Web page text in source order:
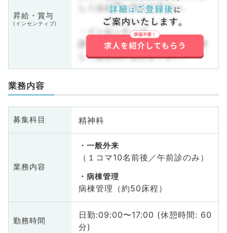
昇給・賞与
(インセンティブ)
しくはお問い合わせ下さい。
・インセンティブ
詳しくはお問い合わせ下さい。詳
しくはお問い合わせ下さい。
業務内容
募集科目 精神科
業務内容
一般外来
（１コマ10名前後／午前診のみ）
病棟管理
病棟管理（約50床程）
勤務時間
日勤:09:00〜17:00 (休憩時間: 60
分)